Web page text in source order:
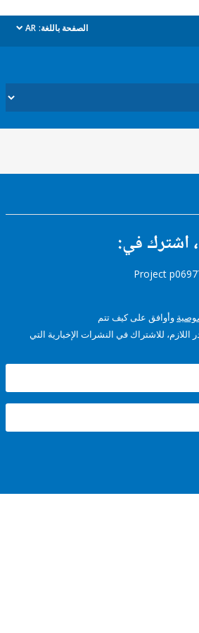
الصفحة باللغة: AR
dropdown
في:
على كيف تتم
في النشرات الإخبارية التي